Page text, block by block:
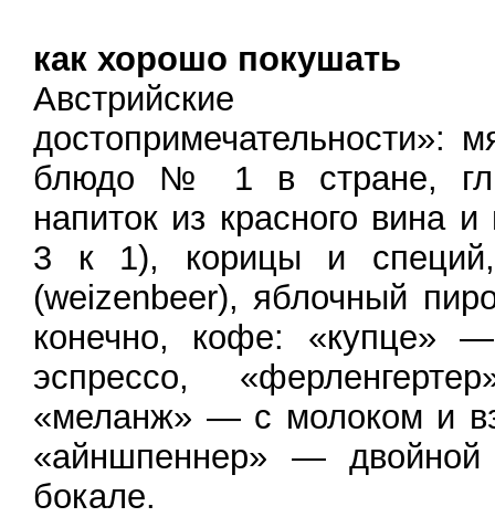
как хорошо покушать
Австрийские
достопримечательности»:
блюдо № 1 в стране,
напиток из красного вина
3 к 1), корицы и
(weizenbeer), яблочный
конечно, кофе: «купце»
эспрессо,
«меланж» — с молоком и
«айншпеннер» —
бокале.